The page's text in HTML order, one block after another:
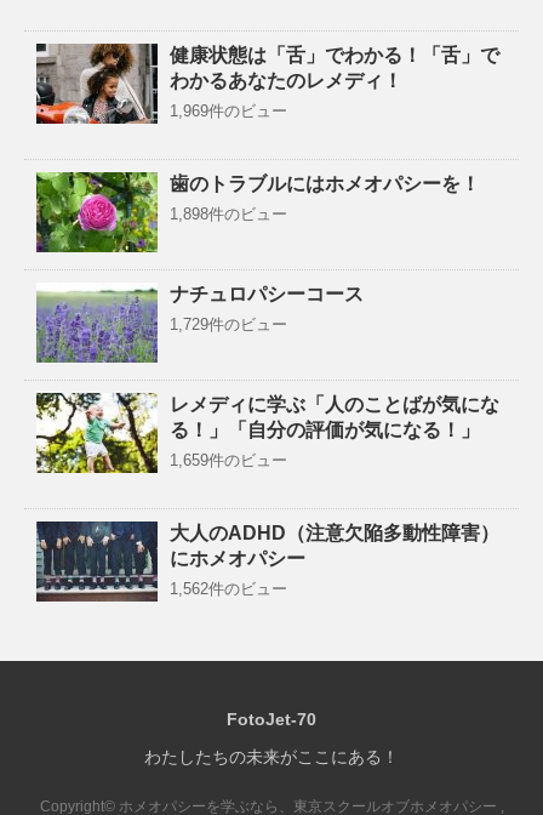
健康状態は「舌」でわかる！「舌」で
わかるあなたのレメディ！
1,969件のビュー
歯のトラブルにはホメオパシーを！
1,898件のビュー
ナチュロパシーコース
1,729件のビュー
レメディに学ぶ「人のことばが気にな
る！」「自分の評価が気になる！」
1,659件のビュー
大人のADHD（注意欠陥多動性障害）
にホメオパシー
1,562件のビュー
FotoJet-70
わたしたちの未来がここにある！
Copyright© ホメオパシーを学ぶなら、東京スクールオブホメオパシー ,